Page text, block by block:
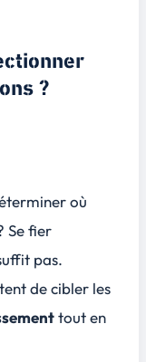
?
où
Se fier
pas.
de cibler les
tout en